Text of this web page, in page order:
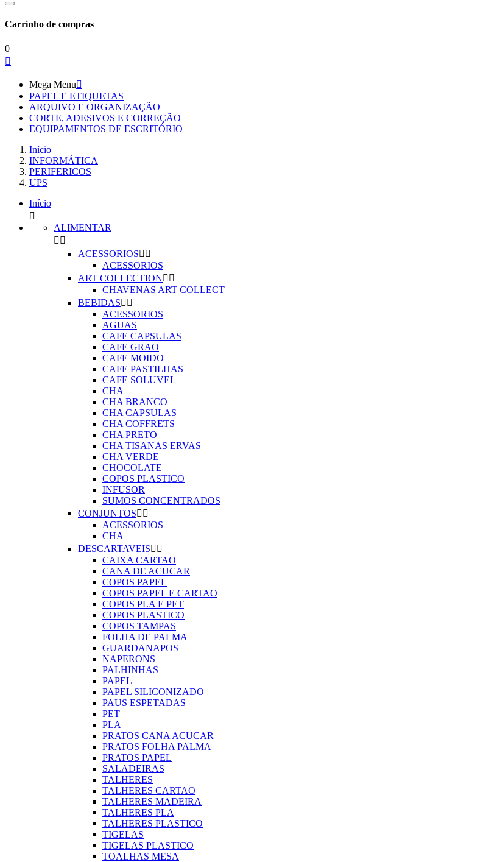
Carrinho de compras
0

Mega Menu
PAPEL E ETIQUETAS
ARQUIVO E ORGANIZAÇÃO
CORTE, ADESIVOS E CORREÇÃO
EQUIPAMENTOS DE ESCRITÓRIO
Início
INFORMÁTICA
PERIFERICOS
UPS
Início

ALIMENTAR
 
ACESSORIOS 
ACESSORIOS
ART COLLECTION 
CHAVENAS ART COLLECT
BEBIDAS 
ACESSORIOS
AGUAS
CAFE CAPSULAS
CAFE GRAO
CAFE MOIDO
CAFE PASTILHAS
CAFE SOLUVEL
CHA
CHA BRANCO
CHA CAPSULAS
CHA COFFRETS
CHA PRETO
CHA TISANAS ERVAS
CHA VERDE
CHOCOLATE
COPOS PLASTICO
INFUSOR
SUMOS CONCENTRADOS
CONJUNTOS 
ACESSORIOS
CHA
DESCARTAVEIS 
CAIXA CARTAO
CANA DE ACUCAR
COPOS PAPEL
COPOS PAPEL E CARTAO
COPOS PLA E PET
COPOS PLASTICO
COPOS TAMPAS
FOLHA DE PALMA
GUARDANAPOS
NAPERONS
PALHINHAS
PAPEL
PAPEL SILICONIZADO
PAUS ESPETADAS
PET
PLA
PRATOS CANA ACUCAR
PRATOS FOLHA PALMA
PRATOS PAPEL
SALADEIRAS
TALHERES
TALHERES CARTAO
TALHERES MADEIRA
TALHERES PLA
TALHERES PLASTICO
TIGELAS
TIGELAS PLASTICO
TOALHAS MESA